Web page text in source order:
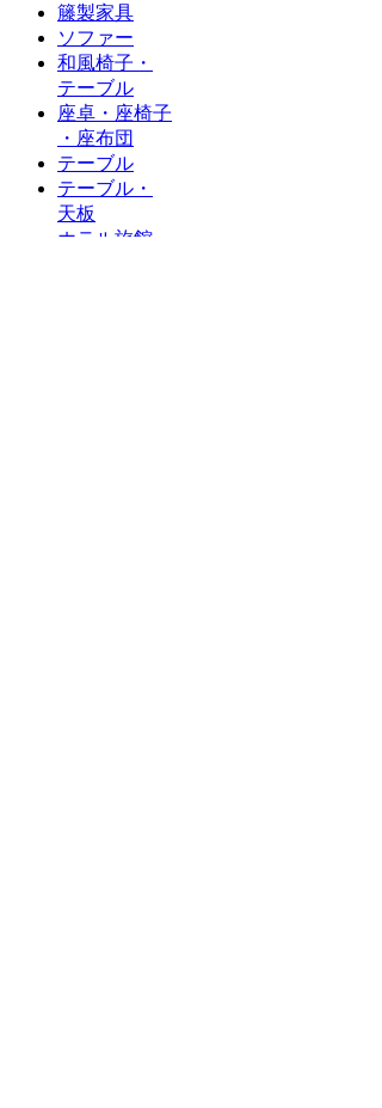
籐製家具
ソファー
和風椅子・
テーブル
座卓・座椅子
・座布団
テーブル
テーブル・
天板
ホテル旅館